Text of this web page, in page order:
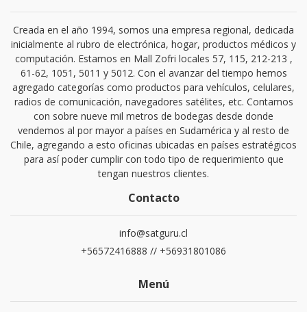
Creada en el año 1994, somos una empresa regional, dedicada
inicialmente al rubro de electrónica, hogar, productos médicos y
computación. Estamos en Mall Zofri locales 57, 115, 212-213 ,
61-62, 1051, 5011 y 5012. Con el avanzar del tiempo hemos
agregado categorías como productos para vehículos, celulares,
radios de comunicación, navegadores satélites, etc. Contamos
con sobre nueve mil metros de bodegas desde donde
vendemos al por mayor a países en Sudamérica y al resto de
Chile, agregando a esto oficinas ubicadas en países estratégicos
para así poder cumplir con todo tipo de requerimiento que
tengan nuestros clientes.
Contacto
info@satguru.cl
+56572416888 // +56931801086
Menú